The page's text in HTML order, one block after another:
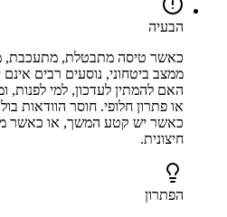
הבעיה
כאשר טיסה מתבטלת, מתעכבת,
ממצב ביטחוני, נוסעים רבים
האם להמתין לעדכון, למי לפנות,
או פתרון חלופי. חוסר הוודאות
כאשר יש קטע המשך, או כאשר
חיצונית.
הפתרון